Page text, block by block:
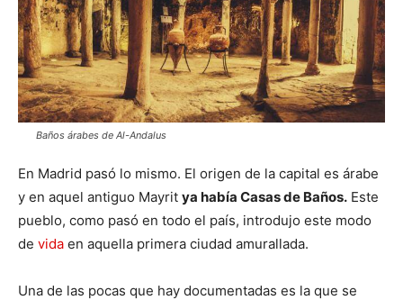
Baños árabes de Al-Andalus
En Madrid pasó lo mismo. El origen de la capital es árabe
y en aquel antiguo Mayrit ya había Casas de Baños. Este
pueblo, como pasó en todo el país, introdujo este modo
de vida en aquella primera ciudad amurallada.
Una de las pocas que hay documentadas es la que se